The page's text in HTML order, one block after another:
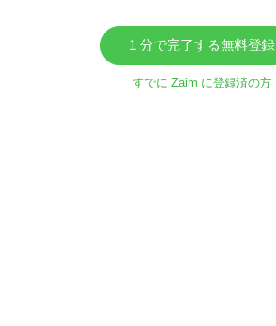
1 分で完了する無料登録
すでに Zaim に登録済の方